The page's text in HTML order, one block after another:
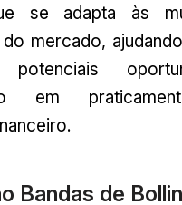
se adapta às
mercado,
potenciais
em
Bandas de